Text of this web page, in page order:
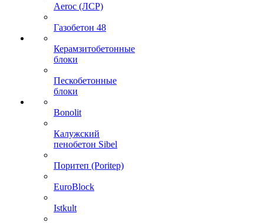
Aeroc (ЛСР)
Газобетон 48
Керамзитобетонные
блоки
Пескобетонные
блоки
Bonolit
Калужский
пенобетон Sibel
Поритеп (Poritep)
EuroBlock
Istkult